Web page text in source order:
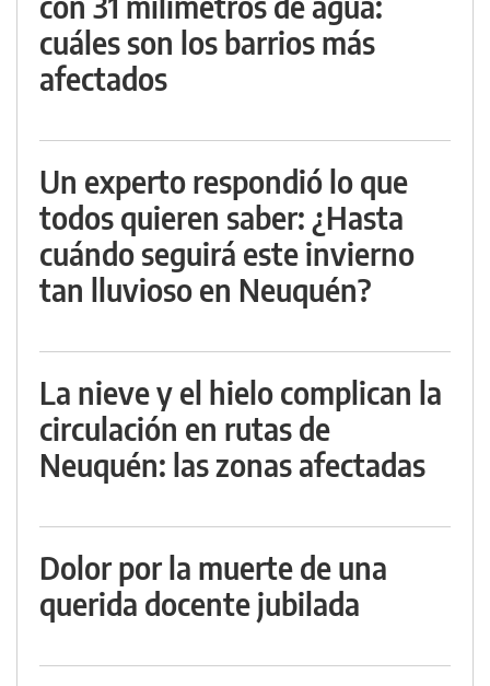
cuáles son los barrios más
afectados
Un experto respondió lo que
todos quieren saber: ¿Hasta
cuándo seguirá este invierno
tan lluvioso en Neuquén?
La nieve y el hielo complican la
circulación en rutas de
Neuquén: las zonas afectadas
Dolor por la muerte de una
querida docente jubilada